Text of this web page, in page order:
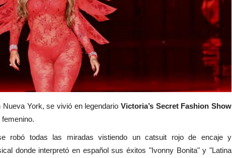
York, se vivió en legendario Victoria’s Secret Fashion Show
robó todas las miradas vistiendo un catsuit rojo de encaje y
donde interpretó en español sus éxitos "Ivonny Bonita" y "Latina